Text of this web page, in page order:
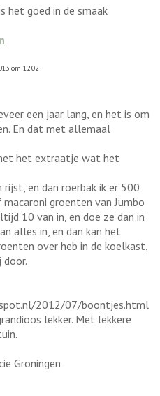
het goed in de smaak
om 12:02
een jaar lang, en het is om
En dat met allemaal
het extraatje wat het
en dan roerbak ik er 500
groenten van Jumbo
10 van in, en doe ze dan in
alles in, en dan kan het
over heb in de koelkast,
door.
2012/07/boontjes.html
lekker. Met lekkere
Groningen